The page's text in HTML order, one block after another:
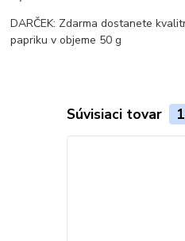
DARČEK: Zdarma dostanete
papriku v objeme 50 g
Súvisiaci tovar